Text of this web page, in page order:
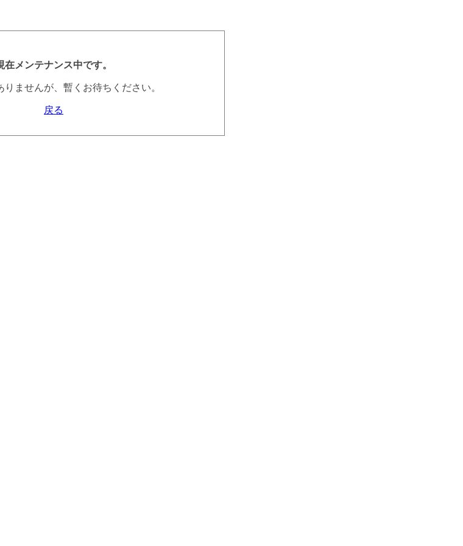
在メンテナンス中です。
りませんが、暫くお待ちください。
戻る